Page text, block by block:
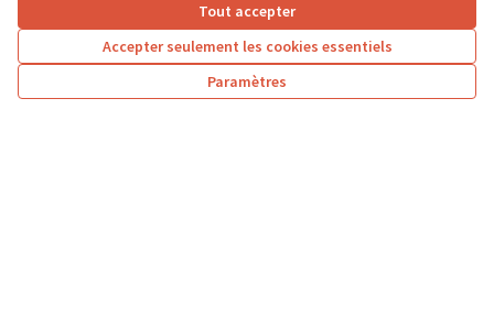
Tout accepter
Accepter seulement les cookies essentiels
Paramètres
Résultats par page : 50
1 2 3 4 5 6 7